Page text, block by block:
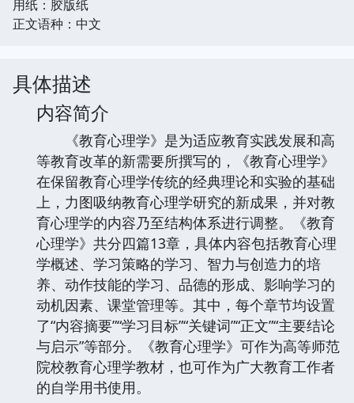
用纸：胶版纸
正文语种：中文
具体描述
内容简介
《教育心理学》是为适应教育实践发展和高
等教育改革的新需要所撰写的，《教育心理学》
在保留教育心理学传统的经典理论和实验的基础
上，力图吸纳教育心理学研究的新成果，并对教
育心理学的内容乃至结构体系进行调整。《教育
心理学》共分四篇13章，具体内容包括教育心理
学概述、学习策略的学习、智力与创造力的培
养、动作技能的学习、品德的形成、影响学习的
动机因素、课堂管理等。其中，每个章节均设置
了“内容摘要”“学习目标”“关键词”“正文”“主要结论
与启示”等部分。《教育心理学》可作为高等师范
院校教育心理学教材，也可作为广大教育工作者
的自学用书使用。